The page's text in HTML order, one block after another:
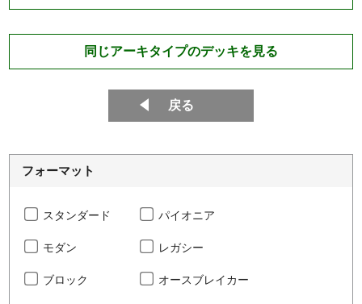
同じアーキタイプのデッキを見る
戻る
フォーマット
スタンダード パイオニア
モダン レガシー
ブロック オースブレイカー